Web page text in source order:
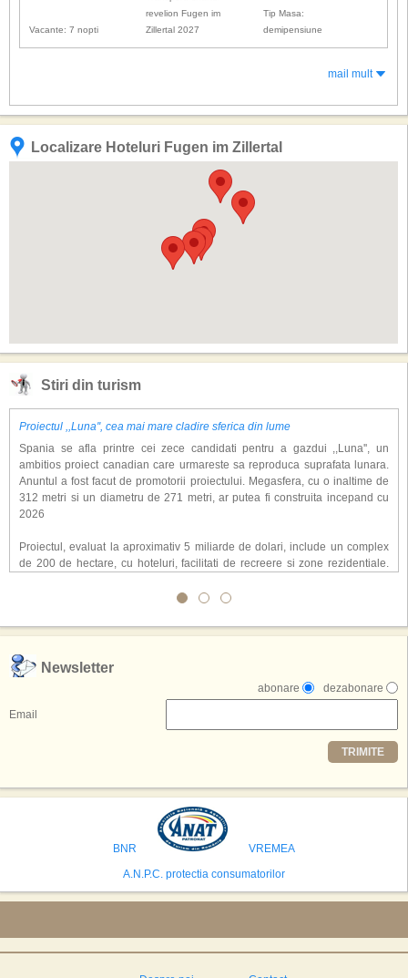
l...
Vacante: 7 nopti
revelion Fugen im
Zillertal 2027
Tip Masa:
demipensiune
mail mult
Localizare Hoteluri Fugen im Zillertal
Stiri din turism
Proiectul ,,Luna'', cea mai mare cladire sferica din lume
Spania se afla printre cei zece candidati pentru a gazdui ,,Luna'', un
ambitios proiect canadian care urmareste sa reproduca suprafata lunara.
Anuntul a fost facut de promotorii proiectului. Megasfera, cu o inaltime de
312 metri si un diametru de 271 metri, ar putea fi construita incepand cu
2026
Proiectul, evaluat la aproximativ 5 miliarde de dolari, include un complex
de 200 de hectare, cu hoteluri, facilitati de recreere si zone rezidentiale.
atragerea a pana la 10 milioane de turisti anual. �Luna� ar putea deveni
exclusiv simularea suprafetei lunare.
,,Credem ca exista sanse mari sa anuntam nu doar o locatie, ci poate mai
multe'', a declarat Michael R. Henderson, cofondator al Moon World
Resorts, citat de Gulf News. Potrivit acestuia, 2026 ar putea deveni un an
decisiv pentru reali zarea proiectului.
Printre celelalte tari care concureaza pentru a gazdui aceasta constructie
se numara Australia, Brazilia, China, Egipt, India, Polonia, Thailanda,
avea cele mai mari sanse de a castiga licitatia. Totusi, Spania, care se
preconizeaza ca va deveni a doua cea mai vizitata tara din lume in 2025,
isi bazeaza oferta pe infrastructura turistica solida si capacitatea hoteliera."
Newsletter
dezabonare
abonare
Email
TRIMITE
BNR
VREMEA
A.N.P.C. protectia consumatorilor